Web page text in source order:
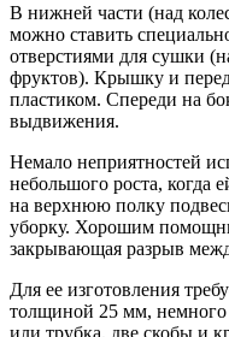
В нижней части (над
можно ставить
отверстиями для сушки
фруктов). Крышку и
пластиком. Спереди на
выдвижения.
Немало неприятностей
небольшого роста, когда
на верхнюю полку
уборку. Хорошим
закрывающая разрыв
Для ее изготовления
толщиной 25 мм, немного
или трубка, две скобы и